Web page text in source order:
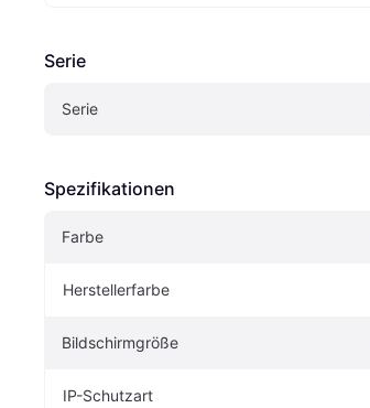
Serie
Serie
Spezifikationen
Farbe
Herstellerfarbe
Bildschirmgröße
IP-Schutzart